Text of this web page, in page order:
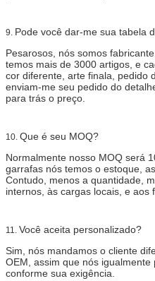
9. Pode você dar-me sua tabela
Pesarosos, nós somos
temos mais de 3000 artigos, e
cor diferente, arte finala, pedido
enviam-me seu pedido do
para trás o preço.
10. Que é seu MOQ?
Normalmente nosso MOQ será
garrafas nós temos o estoque,
Contudo, menos a quantidade,
internos, às cargas locais, e aos
11. Você aceita personalizado?
Sim, nós mandamos o cliente
OEM, assim que nós
conforme sua exigência.